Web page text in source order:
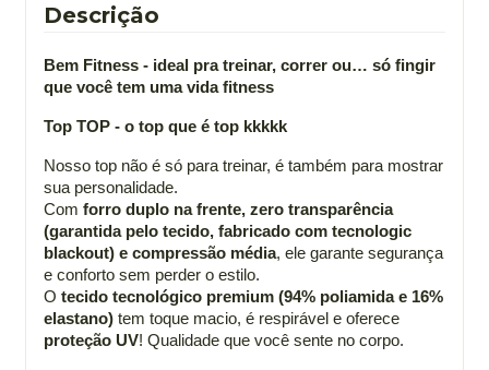
Descrição
Bem Fitness - ideal pra treinar, correr ou… só fingir
que você tem uma vida fitness
Top TOP - o top que é top kkkkk
Nosso top não é só para treinar, é também para mostrar
sua personalidade.
Com forro duplo na frente, zero transparência
(garantida pelo tecido, fabricado com tecnologic
blackout) e compressão média, ele garante segurança
e conforto sem perder o estilo.
O tecido tecnológico premium (94% poliamida e 16%
elastano) tem toque macio, é respirável e oferece
proteção UV! Qualidade que você sente no corpo.